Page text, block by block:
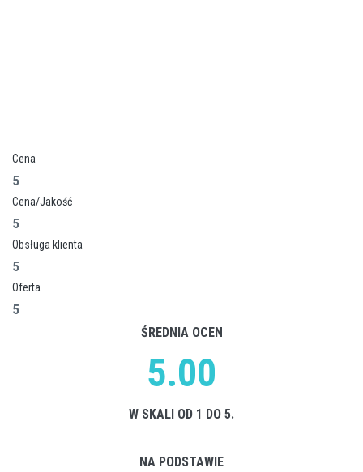
Cena
5
Cena/Jakość
5
Obsługa klienta
5
Oferta
5
ŚREDNIA OCEN
5.00
W SKALI OD 1 DO 5.
NA PODSTAWIE